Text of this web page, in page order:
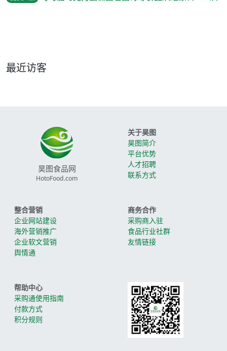
最近访客
昊图食品网
HotoFood.com
关于昊图
昊图简介
平台优势
人才招聘
联系方式
整合营销
企业网站建设
海外营销推广
企业软文营销
舆情通
商务合作
采购商入驻
食品行业社群
友情链接
帮助中心
采购通使用指南
付款方式
积分规则